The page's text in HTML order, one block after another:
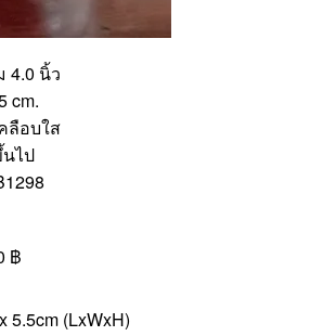
4.0 นิ้ว
cm.
ลือบใส
ไป
฿
5.5cm (LxWxH)